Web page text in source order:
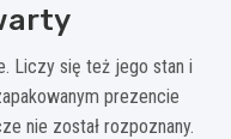
Liczy się też jego stan i
prezencie
nie został rozpoznany.